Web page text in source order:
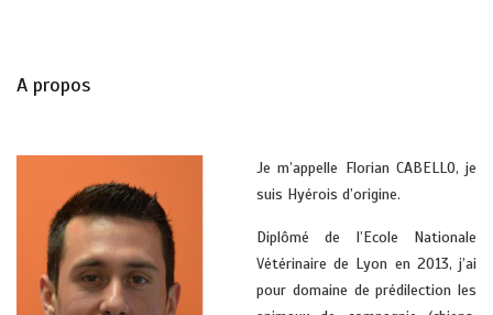
A propos
Je m’appelle Florian CABELLO, je
suis Hyérois d’origine.
Diplômé de l’Ecole Nationale
Vétérinaire de Lyon en 2013, j’ai
pour domaine de prédilection les